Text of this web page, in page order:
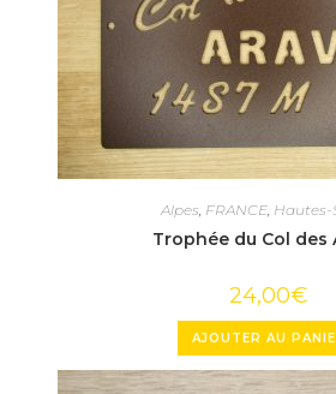
Alpes FRANCE, Hautes-
Trophée du Col des
24,00€
AJOUTER AU